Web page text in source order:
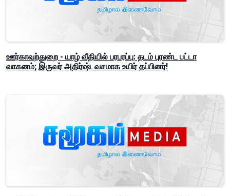
ஊர்காவற்துறை - யாழ் வீதியில் பரபரப்பு: தடம் புரண்ட பட்டா
வாகனம்; இருவர் அதிர்ஷ்டவசமாக உயிர் தப்பினர்!